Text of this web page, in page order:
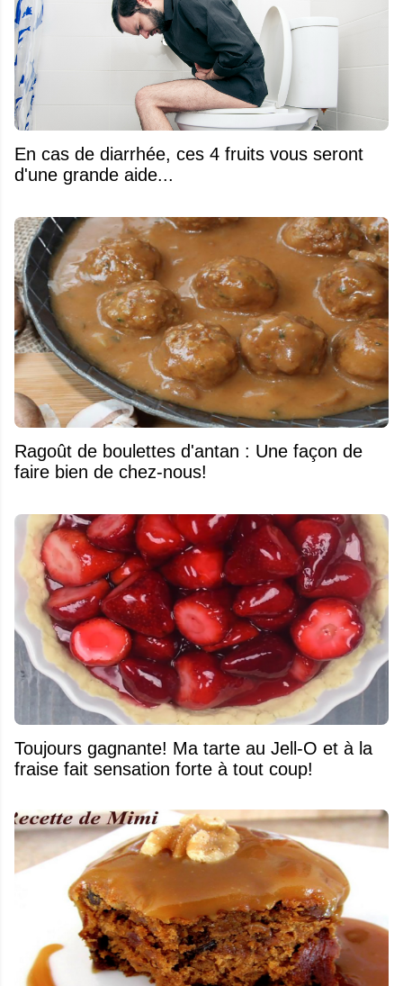
En cas de diarrhée, ces 4 fruits vous seront
d'une grande aide...
Ragoût de boulettes d'antan : Une façon de
faire bien de chez-nous!
Toujours gagnante! Ma tarte au Jell-O et à la
fraise fait sensation forte à tout coup!